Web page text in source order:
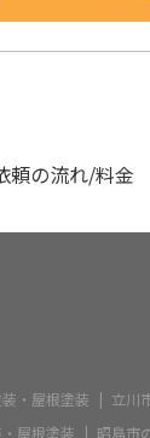
頼の流れ/料金
・屋根塗装
立川
屋根塗装
昭島市